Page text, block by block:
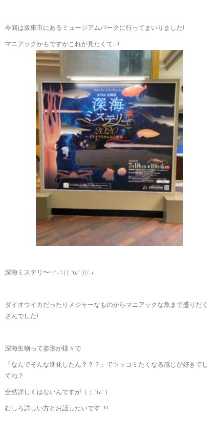
今回は坂東市にあるミュージアムパークに行ってまいりました!
マニアックかもですがこれが見たくて…!!!
深海ミステリ〜･:*+.\(( °ω° ))/.:+
ダイオウイカだったりメジャーなものからマニアックな魚まで盛りだく
さんでした!
深海生物って姿形が様々で
「なんでそんな進化したん？？？」てツッコミたくなる感じが好きでし
てね？
全然詳しくはないんですが（；^ω^）
むしろ詳しい方とお話したいです…!!!